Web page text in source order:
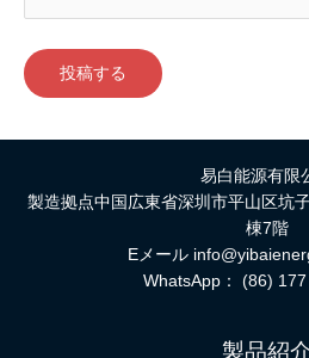
易白能源有限
製造拠点中国広東省深圳市平山区坑
棟7階
Eメール
WhatsApp： (86)
製品紹